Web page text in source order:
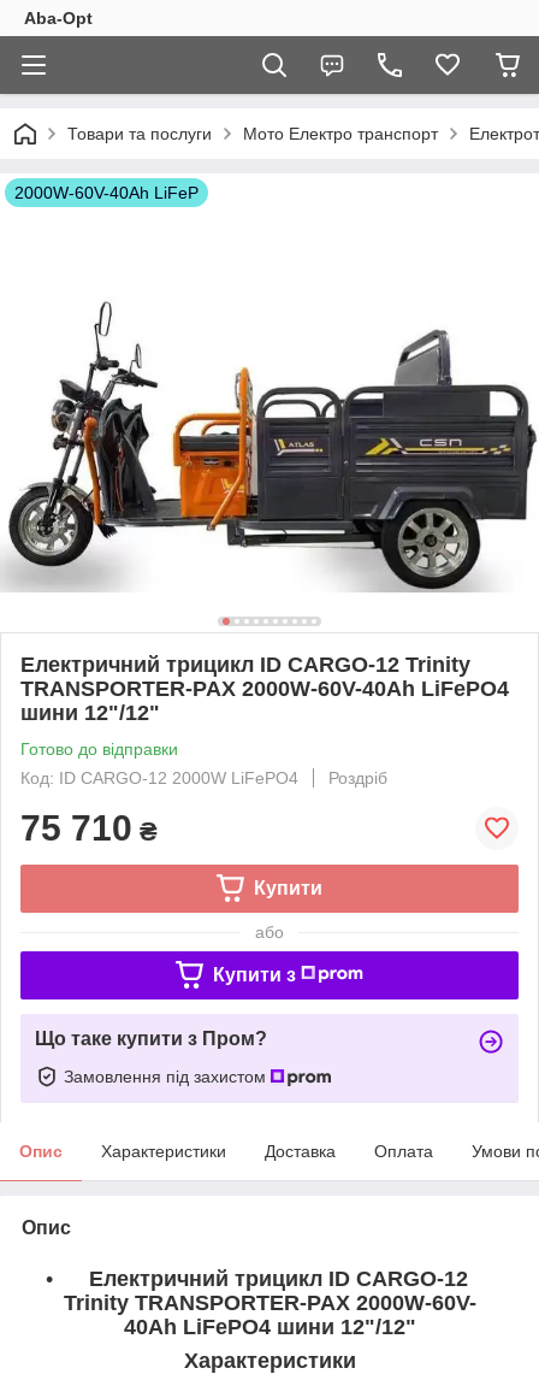
Aba-Opt
Товари та послуги Мото Електро транспорт
2000W-60V-40Ah LiFeP
Електричний трицикл ID CARGO-12 Trinity
TRANSPORTER-PAX 2000W-60V-40Ah LiFePO4
шини 12"/12"
Готово до відправки
Код: ID CARGO-12 2000W LiFePO4
Роздріб
75 710 ₴
Купити
або
Купити з
Що таке купити з Пром?
Замовлення під захистом
Опис Характеристики Доставка Оплата Умови
Опис
Електричний трицикл ID CARGO-12
Trinity TRANSPORTER-PAX 2000W-60V-
40Ah LiFePO4 шини 12"/12"
Характеристики